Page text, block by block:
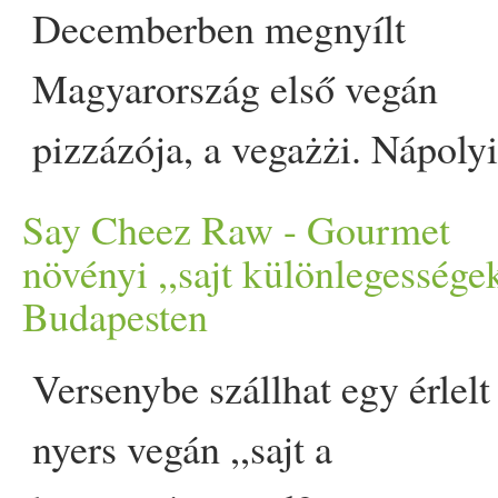
annyi olaszos stílusú
fel az… The post Vegán
vajban appeared first on
Decemberben megnyílt
Magyarország első vegán
pizzázója, a vegażżi. Nápolyi
stílusú pizzájukat fatüzelésű
kemencében sütik, így
garantálva a tradicionális
olasz élményt. Egyelőre
aránylag kevés helyen lehet
Say Cheez Raw - Gourmet
növényi ,,sajt
Budapesten
Versenybe szállhat egy érlelt
nyers vegán ,,sajt a